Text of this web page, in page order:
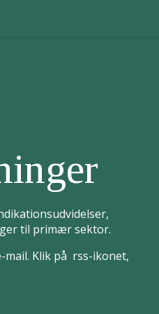
til primær sektor.
Klik på rss-ikonet,